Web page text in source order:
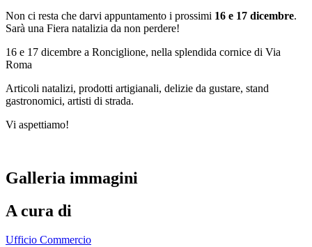
Non ci resta che darvi appuntamento i prossimi 16 e 17 dicembre.
Sarà una Fiera natalizia da non perdere!
16 e 17 dicembre a Ronciglione, nella splendida cornice di Via
Roma
Articoli natalizi, prodotti artigianali, delizie da gustare, stand
gastronomici, artisti di strada.
Vi aspettiamo!
Galleria immagini
A cura di
Ufficio Commercio